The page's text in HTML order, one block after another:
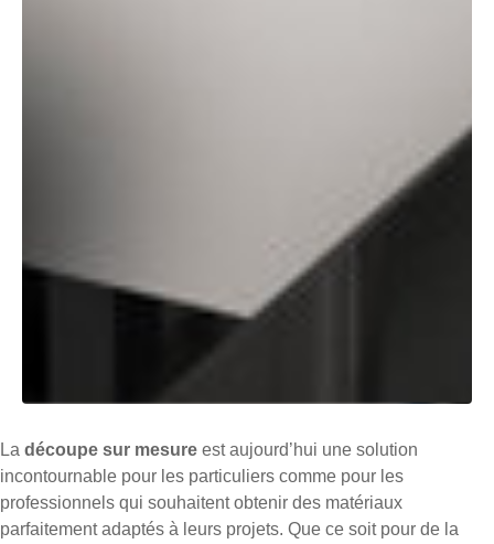
La découpe sur mesure est aujourd’hui une solution
incontournable pour les particuliers comme pour les
professionnels qui souhaitent obtenir des matériaux
parfaitement adaptés à leurs projets. Que ce soit pour de la